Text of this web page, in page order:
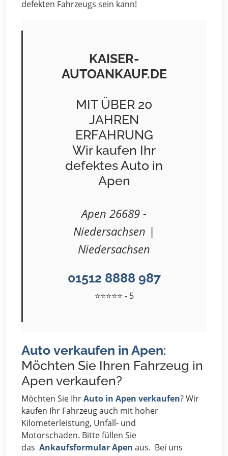
defekten Fahrzeugs sein kann!
KAISER-
AUTOANKAUF.DE
MIT ÜBER 20
JAHREN
ERFAHRUNG
Wir kaufen Ihr
defektes Auto in
Apen
Apen 26689 -
Niedersachsen |
Niedersachsen
01512 8888 987
⭐⭐⭐⭐⭐ - 5
Auto verkaufen in Apen:
Möchten Sie Ihren Fahrzeug in
Apen verkaufen?
Möchten Sie IhrAuto in Apen verkaufen? Wir
kaufen Ihr Fahrzeug auch mit hoher
Kilometerleistung, Unfall- und
Motorschaden. Bitte füllen Sie
das Ankaufsformular Apen aus. Bei uns